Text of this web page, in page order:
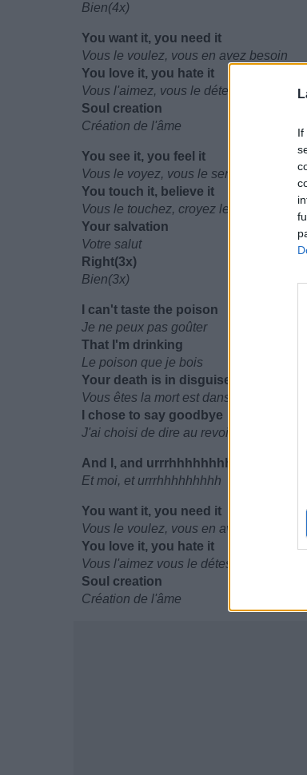
If
Bien(4x)
You want it, you need it
Vous le voulez, vous en avez besoin
You love it, you hate it
Vous l'aimez, vous le détestez
Soul creation
Création de l'âme
You see it, you feel it
Vous le voyez, vous le sentez
You touch it, believe it
Vous le touchez, croyez le
Your salvation
Votre salut
Right(3x)
Bien(3x)
I can't taste the poison
Je ne peux pas goûter
That I'm drinking
Le poison que je bois
Your death is in disguise
Vous êtes la mort est dans le
I chose to say goodbye
J'ai choisi de dire au revoir
And I, and urrrhhhhhhhhh
Et moi, et urrrhhhhhhhhh
You want it, you need it
Vous le voulez, vous en avez besoin
You love it, you hate it
Vous l'aimez vous le détestez
Soul creation
Création de l'âme